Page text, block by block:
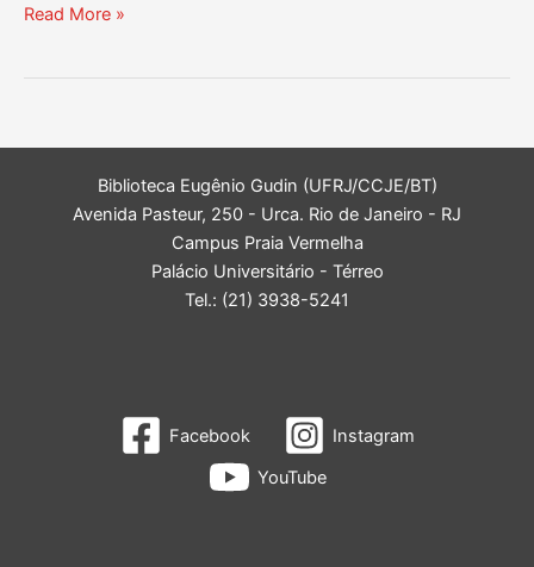
Recesso
Read More »
Biblioteca Eugênio Gudin (UFRJ/CCJE/BT)
Avenida Pasteur, 250 - Urca. Rio de Janeiro - RJ
Campus Praia Vermelha
Palácio Universitário - Térreo
Tel.: (21) 3938-5241
Facebook
Instagram
YouTube